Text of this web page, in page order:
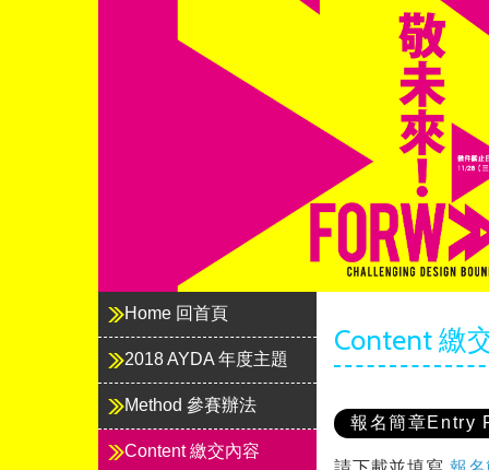
Home 回首頁
2018 AYDA 年度主題
Method 參賽辦法
Content 繳交內容
Content 繳
報名簡章Entry